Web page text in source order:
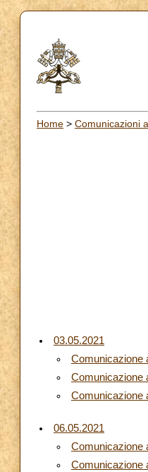
Home > Comunicazioni
03.05.2021
Comunicazione
Comunicazione
Comunicazione
06.05.2021
Comunicazione
Comunicazione